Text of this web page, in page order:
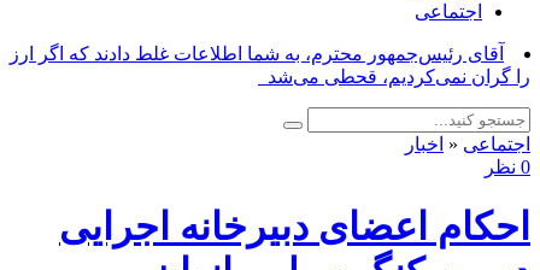
اجتماعی
آقای رئیس‌جمهور محترم، به شما اطلاعات غلط دادند که اگر ارز
را گران نمی‌کردیم، قحطی می‌شد_
اجتماعی « اخبار
0 نظر
احکام اعضای دبیرخانه اجرایی